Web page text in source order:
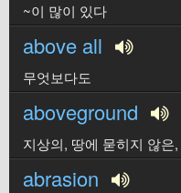
~이 많이 있다
above all
무엇보다도
aboveground
지상의, 땅에 묻히지 않은,
abrasion